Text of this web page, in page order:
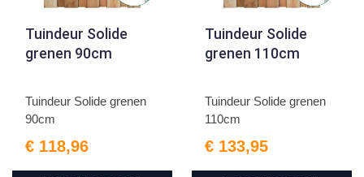
Tuindeur Solide
grenen 90cm
Tuindeur Solide grenen
90cm
€ 118,96
Tuindeur Solide
grenen 110cm
Tuindeur Solide grenen
110cm
€ 133,95